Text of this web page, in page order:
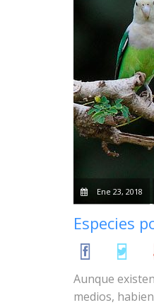
Ene 23, 2018
Especies
Aunque
medios,